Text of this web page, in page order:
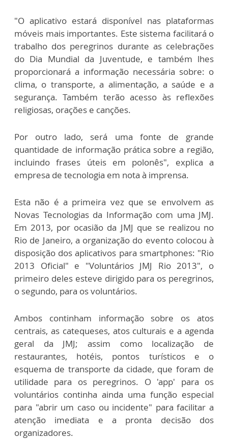
"O aplicativo estará disponível nas plataformas
móveis mais importantes. Este sistema facilitará o
trabalho dos peregrinos durante as celebrações
do Dia Mundial da Juventude, e também lhes
proporcionará a informação necessária sobre: o
clima, o transporte, a alimentação, a saúde e a
segurança. Também terão acesso às reflexões
religiosas, orações e canções.
Por outro lado, será uma fonte de grande
quantidade de informação prática sobre a região,
incluindo frases úteis em polonês", explica a
empresa de tecnologia em nota à imprensa.
Esta não é a primeira vez que se envolvem as
Novas Tecnologias da Informação com uma JMJ.
Em 2013, por ocasião da JMJ que se realizou no
Rio de Janeiro, a organização do evento colocou à
disposição dos aplicativos para smartphones: "Rio
2013 Oficial" e "Voluntários JMJ Rio 2013", o
primeiro deles esteve dirigido para os peregrinos,
o segundo, para os voluntários.
Ambos continham informação sobre os atos
centrais, as catequeses, atos culturais e a agenda
geral da JMJ; assim como localização de
restaurantes, hotéis, pontos turísticos e o
esquema de transporte da cidade, que foram de
utilidade para os peregrinos. O 'app' para os
voluntários continha ainda uma função especial
para "abrir um caso ou incidente" para facilitar a
atenção imediata e a pronta decisão dos
organizadores.